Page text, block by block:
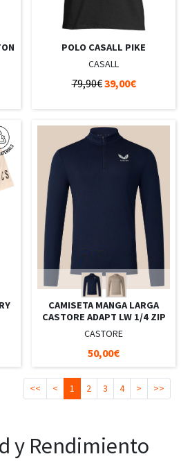
POLO CASALL PIKE
CASALL
79,90€39,00€
CAMISETA MANGA LARGA
CASTORE ADAPT LW 1/4 ZIP
CASTORE
50,00€
<< < 1 2 3 4 > >>
y Rendimiento